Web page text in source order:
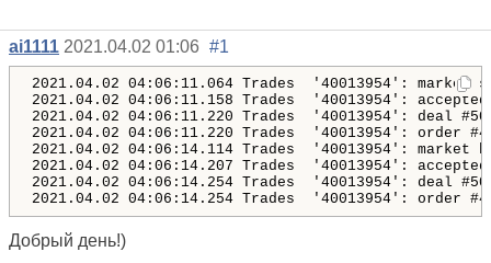
ai1111 2021.04.02 01:06 #1
2021.04.02 04:06:11.064 Trades  '40013954': market
2021.04.02 04:06:11.158 Trades  '40013954':
2021.04.02 04:06:11.220 Trades  '40013954': deal
2021.04.02 04:06:11.220 Trades  '40013954': order
2021.04.02 04:06:14.114 Trades  '40013954': market
2021.04.02 04:06:14.207 Trades  '40013954':
2021.04.02 04:06:14.254 Trades  '40013954': deal
Добрый день!)